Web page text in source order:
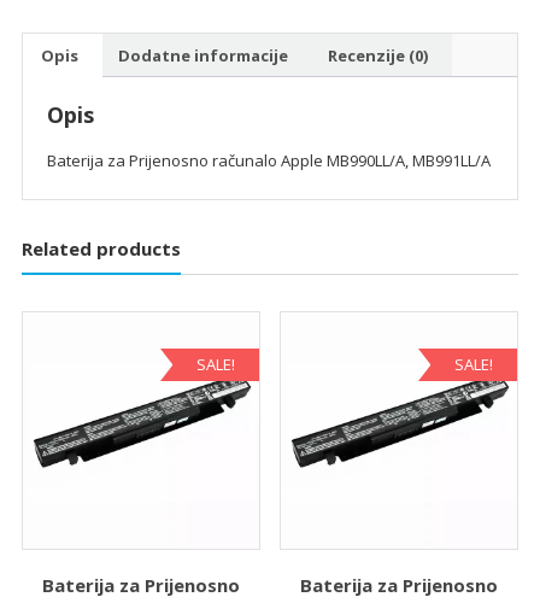
Opis Dodatne informacije Recenzije (0)
Opis
Baterija za Prijenosno računalo Apple MB990LL/A, MB991LL/A
Related products
SALE!
Baterija za Prijenosno
SALE!
Baterija za Prijenosno